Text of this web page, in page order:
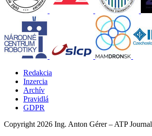
Redakcia
Inzercia
Archív
Pravidlá
GDPR
Copyright 2026 Ing. Anton Gérer – ATP Journal